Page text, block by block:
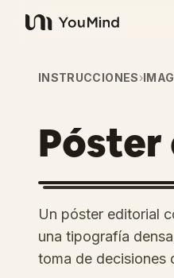
YouMind
INSTRUCCIONES›
Un póster editorial
una tipografía
toma de decisiones